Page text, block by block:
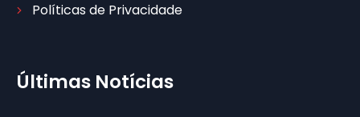
Políticas de Privacidade
Últimas Notícias